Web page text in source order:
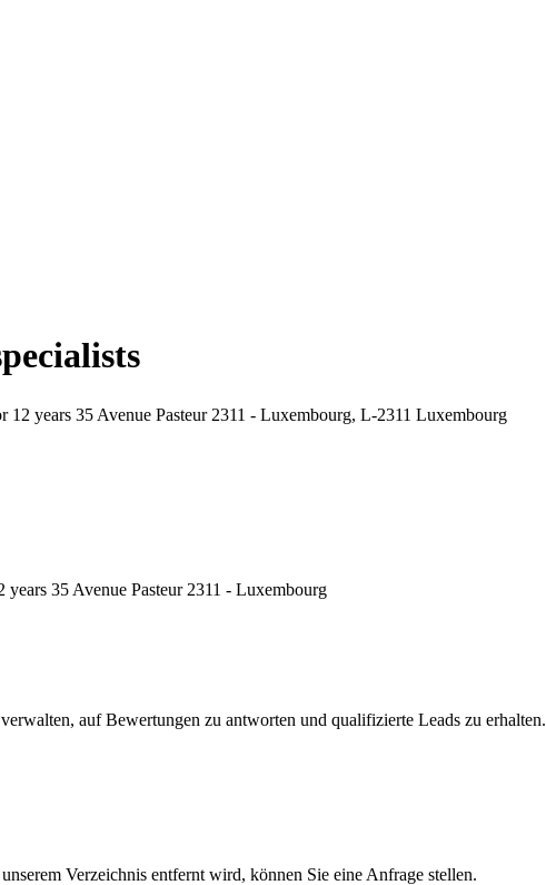
years 35 Avenue Pasteur 2311 - Luxembourg, L-2311 Luxembourg
35 Avenue Pasteur 2311 - Luxembourg
auf Bewertungen zu antworten und qualifizierte Leads zu erhalten.
Verzeichnis entfernt wird, können Sie eine Anfrage stellen.